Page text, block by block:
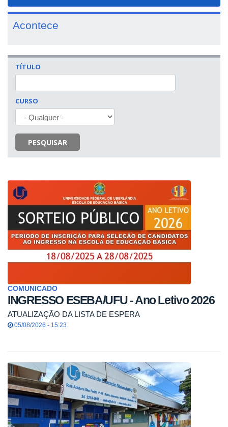
Acontece
TÍTULO
CURSO
PESQUISAR
COMUNICADO
INGRESSO ESEBA/UFU - Ano Letivo 2026
ATUALIZAÇÃO DA LISTA DE ESPERA
05/08/2026 - 15:23